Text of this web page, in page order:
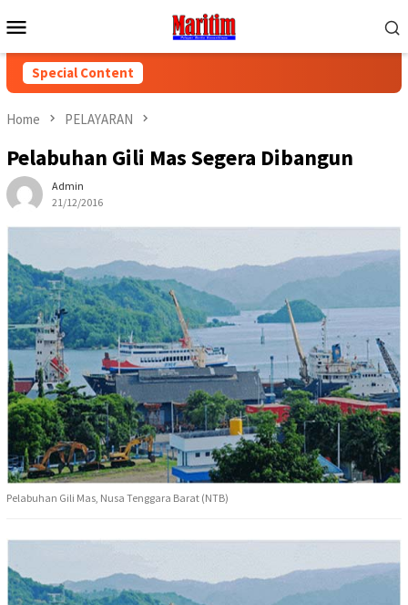
to
Menu
Special Content
Home PELAYARAN
Pelabuhan Gili Mas Segera Dibangun
Admin
21/12/2016
Pelabuhan Gili Mas, Nusa Tenggara Barat (NTB)